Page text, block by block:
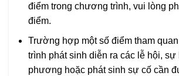
điểm trong chương trình, vui lòng
điểm.
Trường hợp một số điểm tham
trình phát sinh diễn ra các lễ hội,
phương hoặc phát sinh sự cố cần